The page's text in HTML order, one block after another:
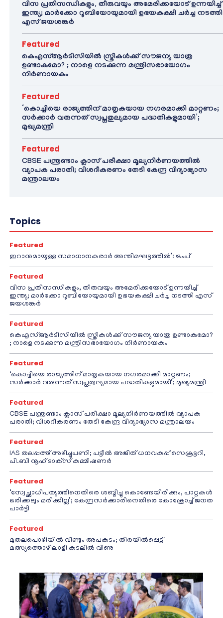
വിസ പ്രതിസന്ധികളും, തീരുവയും അമേരിക്കയോട് ഉന്നയിച്ച്
ഇന്ത്യ; മാർക്കോ റൂബിയോയുമായി ഉഭയകക്ഷി ചർച്ച നടത്തി
എസ് ജയശങ്കർ
Featured
കെഎസ്ആർടിസിയിൽ സ്ത്രീകൾക്ക് സൗജന്യ യാത്ര
ഉണ്ടാകുമോ? ; നാളെ നടക്കുന്ന മന്ത്രിസഭായോഗം
നിർണായകം
Featured
‘കൊച്ചിയെ രാജ്യത്തിന് മാതൃകയായ നഗരമാക്കി മാറ്റണം;
സർക്കാർ വരുന്നത് സ്വപ്നതുല്യമായ പദ്ധതികളുമായി’;
മുഖ്യമന്ത്രി
Featured
CBSE പന്ത്രണ്ടാം ക്ലാസ് പരീക്ഷാ മൂല്യനിർണയത്തിൽ
വ്യാപക പരാതി; വിശദീകരണം തേടി കേന്ദ്ര വിദ്യാഭ്യാസ
മന്ത്രാലയം
Topics
Featured
ഇറാനുമായുള്ള സമാധാനകരാർ അന്തിമഘട്ടത്തിൽ‌’: ട്രംപ്
Featured
വിസ പ്രതിസന്ധികളും, തീരുവയും അമേരിക്കയോട് ഉന്നയിച്ച്
ഇന്ത്യ; മാർക്കോ റൂബിയോയുമായി ഉഭയകക്ഷി ചർച്ച നടത്തി എസ്
ജയശങ്കർ
Featured
കെഎസ്ആർടിസിയിൽ സ്ത്രീകൾക്ക് സൗജന്യ യാത്ര ഉണ്ടാകുമോ?
; നാളെ നടക്കുന്ന മന്ത്രിസഭായോഗം നിർണായകം
Featured
‘കൊച്ചിയെ രാജ്യത്തിന് മാതൃകയായ നഗരമാക്കി മാറ്റണം;
സർക്കാർ വരുന്നത് സ്വപ്നതുല്യമായ പദ്ധതികളുമായി’; മുഖ്യമന്ത്രി
Featured
CBSE പന്ത്രണ്ടാം ക്ലാസ് പരീക്ഷാ മൂല്യനിർണയത്തിൽ വ്യാപക
പരാതി; വിശദീകരണം തേടി കേന്ദ്ര വിദ്യാഭ്യാസ മന്ത്രാലയം
Featured
IAS തലപ്പത്ത് അഴിച്ചുപണി; പട്ടീല്‍ അജിത് ധനവകുപ്പ് സെക്രട്ടറി,
പി.ബി നൂഹ് ടാക്‌സ് കമ്മീഷണര്‍
Featured
‘സ്വേച്ഛാധിപത്യത്തിനെതിരെ ശബ്ദിച്ചു കൊണ്ടേയിരിക്കും, പാറ്റകൾ
ഒരിക്കലും മരിക്കില്ല’; കേന്ദ്രസർക്കാരിനെതിരെ കോക്രോച്ച് ജനത
പാർട്ടി
Featured
മുതലപൊഴിയിൽ വീണ്ടും അപകടം; തിരയിൽപ്പെട്ട്
മത്സ്യത്തൊഴിലാളി കടലിൽ വീണു